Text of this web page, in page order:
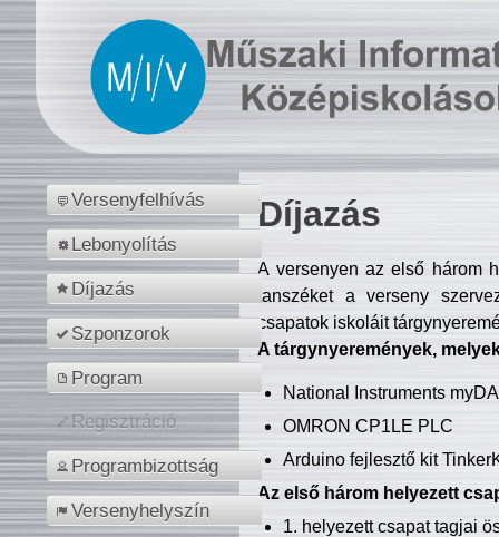
Versenyfelhívás
Lebonyolítás
Díjazás
Szponzorok
Program
Regisztráció
Programbizottság
Versenyhelyszín
Díjazás
A versenyen az első három
tanszéket a verseny
csapatok iskoláit
A tárgynyeremények,
National Instruments
OMRON CP1LE PLC
Arduino fejlesztő kit
Az első három helyezett
1. helyezett csapat tagjai